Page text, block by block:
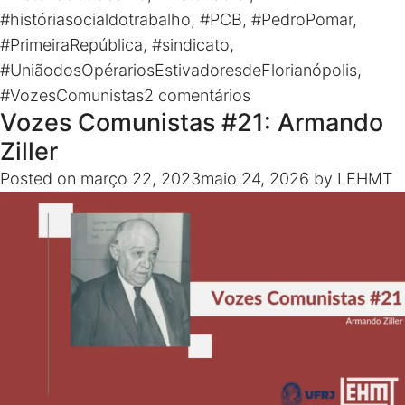
Thompson Clímaco Diretor da série: Thompson
Clímaco Coordenadora geral do Vale Mais: Larissa
Farias
#históriasocialdotrabalho, #PCB, #PedroPomar,
#PrimeiraRepública, #sindicato,
#UniãodosOpérariosEstivadoresdeFlorianópolis,
#VozesComunistas2 comentáriosem
Vozes
#22:
Álvaro
Vozes Comunistas #21: Armando
Ziller
Posted on março 22, 2023maio 24, 2026 by LEHMT